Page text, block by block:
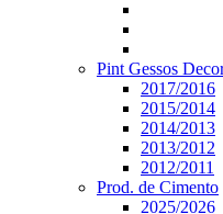
Pint Gessos
2017/2016
2015/2014
2014/2013
2013/2012
2012/2011
Prod. de Cimento
2025/2026